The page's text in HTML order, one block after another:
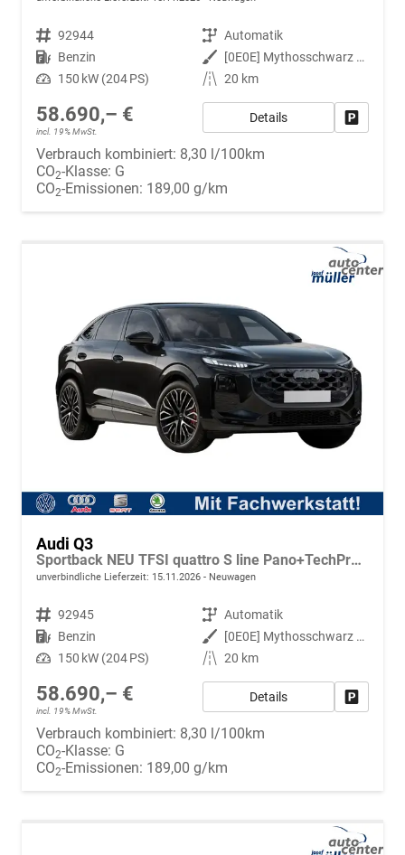
Fahrzeugnr. 92944 Getriebe Automatik
Kraftstoff Benzin Außenfarbe
[0E0E] Mythosschwarz Metallic
Leistung 150 kW (204 PS) Kilometerstand 20 km
58.690,– €
incl. 19% MwSt.
Details
Verbrauch kombiniert: 8,30 l/100km
CO2-Klasse: G
CO2-Emissionen: 189,00 g/km
Audi Q3
Sportback NEU TFSI quattro S line Pano+TechPro+Matrix+AHK+HUD+Alu20+KlimaPlus+DCC+SONOS
unverbindliche Lieferzeit: 15.11.2026 Neuwagen
Fahrzeugnr. 92945 Getriebe Automatik
Kraftstoff Benzin Außenfarbe
[0E0E] Mythosschwarz Metallic
Leistung 150 kW (204 PS) Kilometerstand 20 km
58.690,– €
incl. 19% MwSt.
Details
Verbrauch kombiniert: 8,30 l/100km
CO2-Klasse: G
CO2-Emissionen: 189,00 g/km